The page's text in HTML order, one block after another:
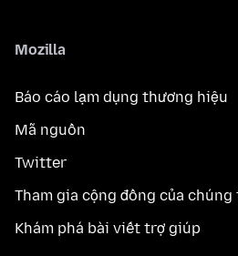
Mozilla
Báo cáo lạm dụng thương hiệu
Mã nguồn
Twitter
Tham gia cộng đồng của chúng
Khám phá bài viết trợ giúp